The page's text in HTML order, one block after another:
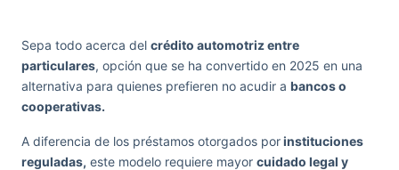
Sepa todo acerca del crédito automotriz entre
particulares, opción que se ha convertido en 2025 en una
alternativa para quienes prefieren no acudir a bancos o
cooperativas.
A diferencia de los préstamos otorgados porinstituciones
reguladas, este modelo requiere mayor cuidado legal y